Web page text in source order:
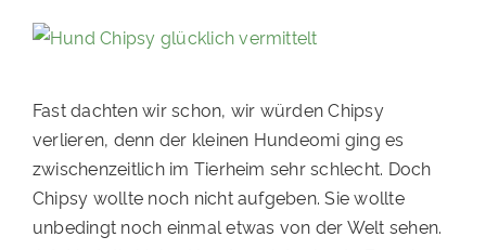
FÖRDERN & VERERBEN
KOOPERATIONEN
4KIDS
TIERHEIMTIERE
TIERHEIME
Fast dachten wir schon, wir würden Chipsy
verlieren, denn der kleinen Hundeomi ging es
zwischenzeitlich im Tierheim sehr schlecht. Doch
Chipsy wollte noch nicht aufgeben. Sie wollte
unbedingt noch einmal etwas von der Welt sehen.